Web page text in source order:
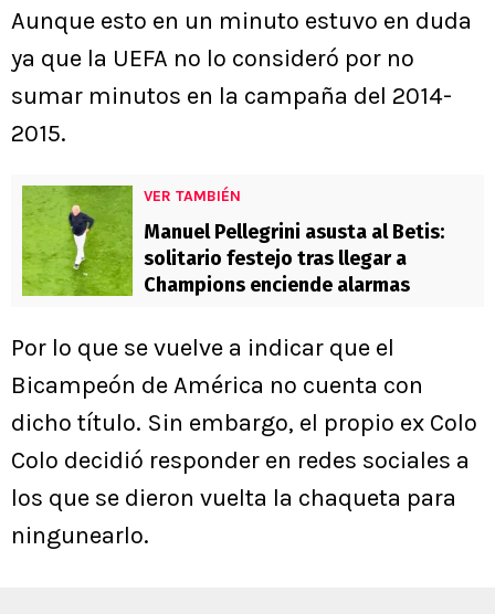
Aunque esto en un minuto estuvo en duda
ya que la UEFA no lo consideró por no
sumar minutos en la campaña del 2014-
2015.
VER TAMBIÉN
Manuel Pellegrini asusta al Betis:
solitario festejo tras llegar a
Champions enciende alarmas
Por lo que se vuelve a indicar que el
Bicampeón de América no cuenta con
dicho título. Sin embargo, el propio ex Colo
Colo decidió responder en redes sociales a
los que se dieron vuelta la chaqueta para
ningunearlo.